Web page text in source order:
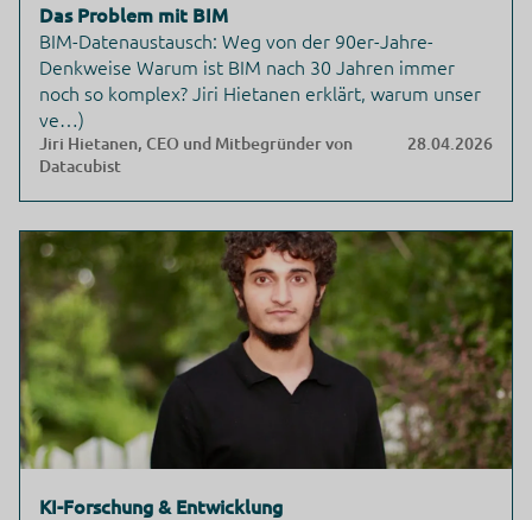
Das Problem mit BIM
BIM-Datenaustausch: Weg von der 90er-Jahre-
Denkweise Warum ist BIM nach 30 Jahren immer
noch so komplex? Jiri Hietanen erklärt, warum unser
ve…)
Jiri Hietanen, CEO und Mitbegründer von
Datacubist
28.04.2026
KI-Forschung & Entwicklung